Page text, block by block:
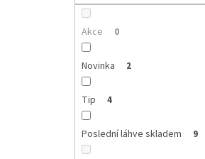
Akce 0
Novinka 2
Tip 4
Poslední láhve skladem 9